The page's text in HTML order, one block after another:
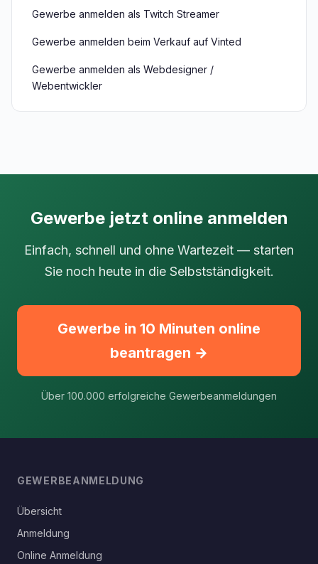
Gewerbe anmelden als Twitch Streamer
Gewerbe anmelden beim Verkauf auf Vinted
Gewerbe anmelden als Webdesigner /
Webentwickler
Gewerbe jetzt online anmelden
Einfach, schnell und ohne Wartezeit — starten
Sie noch heute in die Selbstständigkeit.
Gewerbe in 10 Minuten online
beantragen →
Über 100.000 erfolgreiche Gewerbeanmeldungen
GEWERBEANMELDUNG
Übersicht
Anmeldung
Online Anmeldung